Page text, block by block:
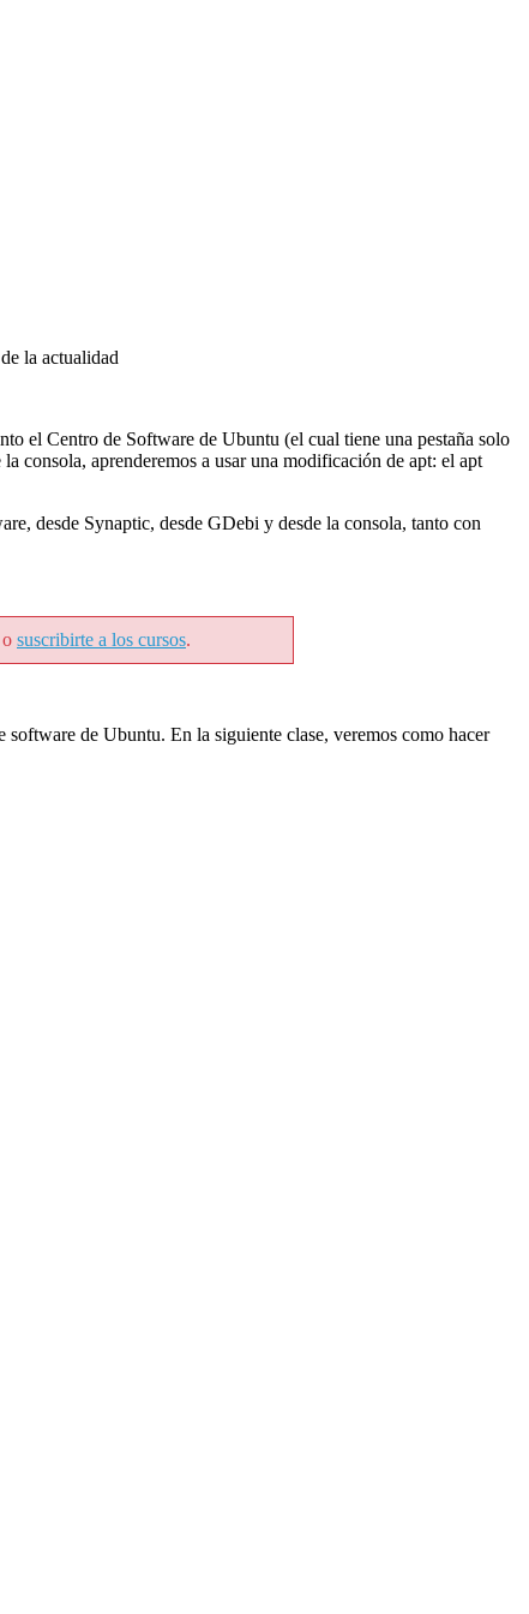
la actualidad
el Centro de Software de Ubuntu (el cual tiene una pestaña solo
consola, aprenderemos a usar una modificación de apt: el apt
desde Synaptic, desde GDebi y desde la consola, tanto con
o suscribirte a los cursos.
de Ubuntu. En la siguiente clase, veremos como hacer